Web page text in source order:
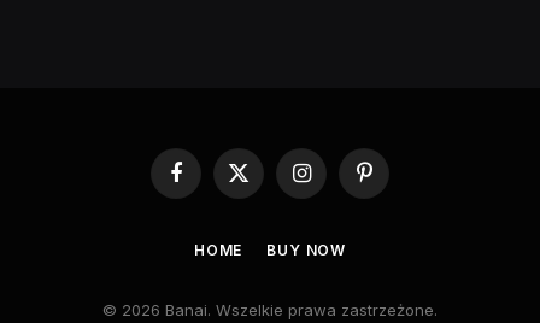
Facebook
X
(Twitter)
InstagramPinterest
HOME BUY NOW
© 2026 Banai. Wszelkie prawa zastrzeżone.